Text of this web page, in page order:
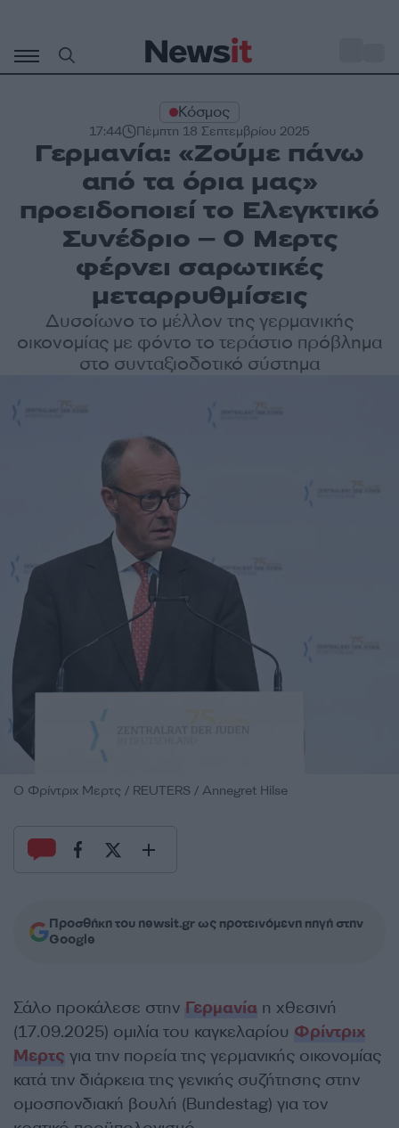
περιεχόμενο
Κόσμος
17:44 Πέμπτη 18 Σεπτεμβρίου 2025
Γερμανία: «Ζούμε πάνω
από τα όρια μας»
προειδοποιεί το Ελεγκτικό
Συνέδριο – Ο Μερτς
φέρνει σαρωτικές
μεταρρυθμίσεις
Δυσοίωνο το μέλλον της γερμανικής
οικονομίας με φόντο το τεράστιο πρόβλημα
στο συνταξιοδοτικό σύστημα
Ο Φρίντριχ Μερτς / REUTERS / Annegret Hilse
Προσθήκη του newsit.gr ως προτεινόμενη πηγή στην
Google
Σάλο προκάλεσε στην Γερμανία η χθεσινή
(17.09.2025) ομιλία του καγκελαρίου Φρίντριχ
Μερτς για την πορεία της γερμανικής οικονομίας
κατά την διάρκεια της γενικής συζήτησης στην
ομοσπονδιακή βουλή (Bundestag) για τον